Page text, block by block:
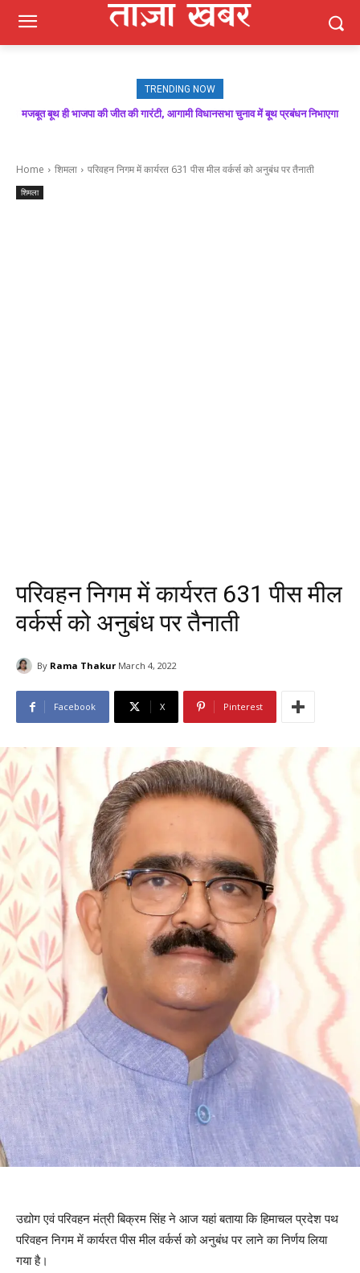
TRENDING NOW
मजबूत बूथ ही भाजपा की जीत की गारंटी, आगामी विधानसभा चुनाव में बूथ प्रबंधन निभाएगा
Home शिमला परिवहन निगम में कार्यरत 631 पीस मील वर्कर्स को अनुबंध पर तैनाती
शिमला
परिवहन निगम में कार्यरत 631 पीस मील
वर्कर्स को अनुबंध पर तैनाती
By Rama Thakur March 4, 2022
Facebook X Pinterest
उद्योग एवं परिवहन मंत्री बिक्रम सिंह ने आज यहां बताया कि हिमाचल प्रदेश पथ
परिवहन निगम में कार्यरत पीस मील वर्कर्स को अनुबंध पर लाने का निर्णय लिया
गया है।